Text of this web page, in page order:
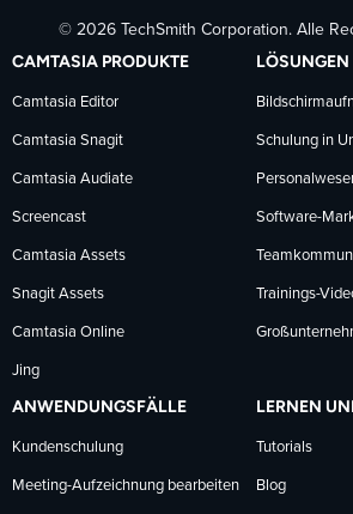
auf
folgen
auf
folgen
© 2026 TechSmith Corporation. Alle
CAMTASIA PRODUKTE
Camtasia Editor
Camtasia Snagit
Camtasia Audiate
Screencast
Camtasia Assets
Snagit Assets
Camtasia Online
Jing
LÖSUNGEN
Schulung in
Software-
Trainings-
ANWENDUNGSFÄLLE
Kundenschulung
Meeting-Aufzeichnung bearbeiten
LERNEN
Tutorials
Blog